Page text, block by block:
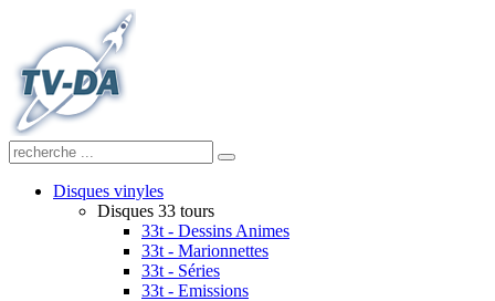
Disques vinyles
Disques 33 tours
33t - Dessins Animes
33t - Marionnettes
33t - Séries
33t - Emissions